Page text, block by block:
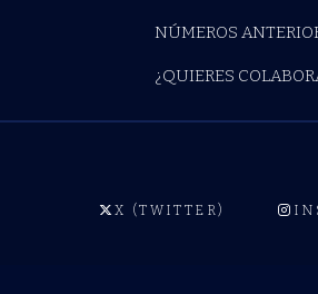
NÚMEROS
¿QUIERES
X (TWITTER)